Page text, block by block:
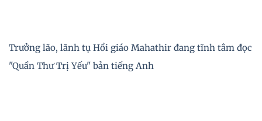
Trưởng lão, lãnh tụ Hồi giáo Mahathir đang tĩnh tâm đọc
"Quần Thư Trị Yếu" bản tiếng Anh